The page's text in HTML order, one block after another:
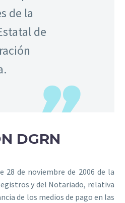
de la
de
DGRN
28 de noviembre de 2006 de la
y del Notariado, relativa
de los medios de pago en las